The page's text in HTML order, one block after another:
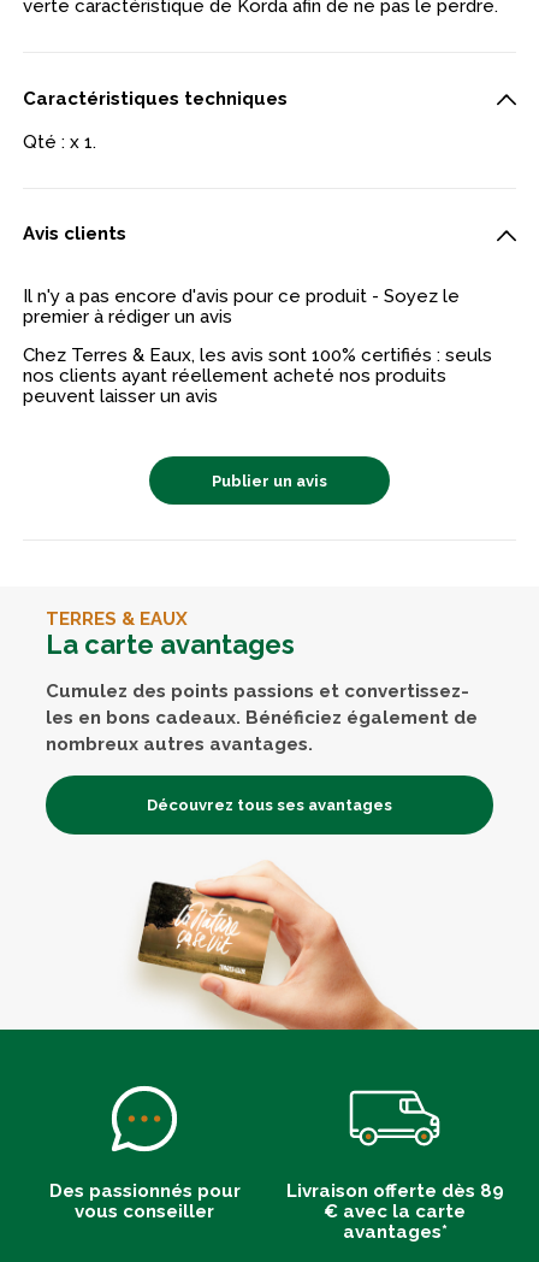
verte caractéristique de Korda afin de ne pas le perdre.
Caractéristiques techniques
Qté : x 1.
Avis clients
Il n'y a pas encore d'avis pour ce produit - Soyez le
premier à rédiger un avis
Chez Terres & Eaux, les avis sont 100% certifiés : seuls
nos clients ayant réellement acheté nos produits
peuvent laisser un avis
Publier un avis
TERRES & EAUX
La carte avantages
Cumulez des points passions et convertissez-
les en bons cadeaux. Bénéficiez également de
nombreux autres avantages.
Découvrez tous ses avantages
Des passionnés pour
vous conseiller
Livraison offerte dès 89
€ avec la carte
avantages*